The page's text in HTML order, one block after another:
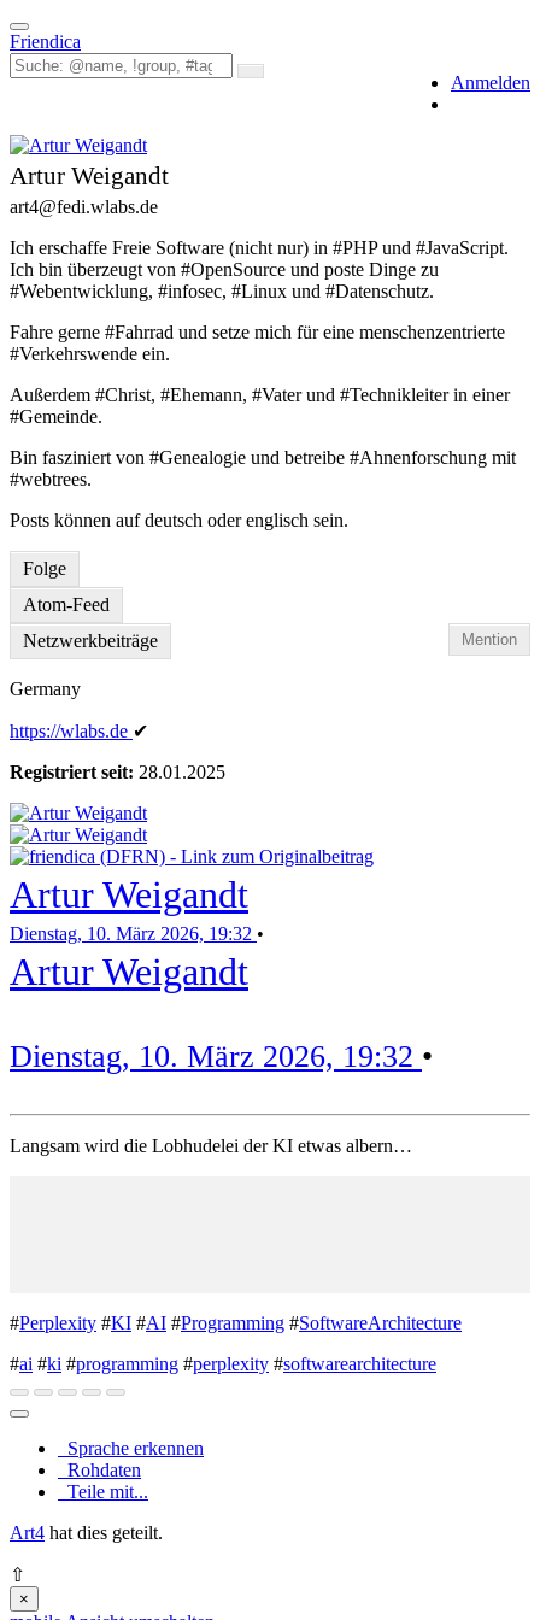
Toggle
navigation
Friendica
Anmelden
Artur Weigandt
art4@fedi.wlabs.de
Ich erschaffe Freie Software (nicht nur) in #PHP und #JavaScript.
Ich bin überzeugt von #OpenSource und poste Dinge zu
#Webentwicklung, #infosec, #Linux und #Datenschutz.
Fahre gerne #Fahrrad und setze mich für eine menschenzentrierte
#Verkehrswende ein.
Außerdem #Christ, #Ehemann, #Vater und #Technikleiter in einer
#Gemeinde.
Bin fasziniert von #Genealogie und betreibe #Ahnenforschung mit
#webtrees.
Posts können auf deutsch oder englisch sein.
Folge
Atom-Feed
Mention
Netzwerkbeiträge
Germany
https://wlabs.de ✔
Registriert seit: 28.01.2025
Artur Weigandt
Dienstag, 10. März 2026, 19:32 •
Artur Weigandt
Dienstag, 10. März 2026, 19:32 •
Langsam wird die Lobhudelei der KI etwas albern…
#Perplexity #KI #AI #Programming #SoftwareArchitecture
#ai #ki #programming #perplexity #softwarearchitecture
Sprache erkennen
Rohdaten
Teile mit...
Art4 hat dies geteilt.
⇧
×